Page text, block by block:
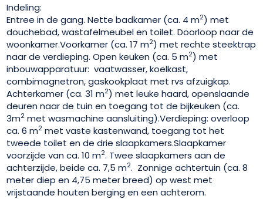
Indeling:
Entree in de gang. Nette badkamer (ca. 4 m2) met
douchebad, wastafelmeubel en toilet. Doorloop naar de
woonkamer.Voorkamer (ca. 17 m2) met rechte steektrap
naar de verdieping. Open keuken (ca. 5 m2) met
inbouwapparatuur: vaatwasser, koelkast,
combimagnetron, gaskookplaat met rvs afzuigkap.
Achterkamer (ca. 31 m2) met leuke haard, openslaande
deuren naar de tuin en toegang tot de bijkeuken (ca.
3m2 met wasmachine aansluiting).Verdieping: overloop
ca. 6 m2 met vaste kastenwand, toegang tot het
tweede toilet en de drie slaapkamers.Slaapkamer
voorzijde van ca. 10 m2. Twee slaapkamers aan de
achterzijde, beide ca. 7,5 m2. Zonnige achtertuin (ca. 8
meter diep en 4,75 meter breed) op west met
vrijstaande houten berging en een achterom.